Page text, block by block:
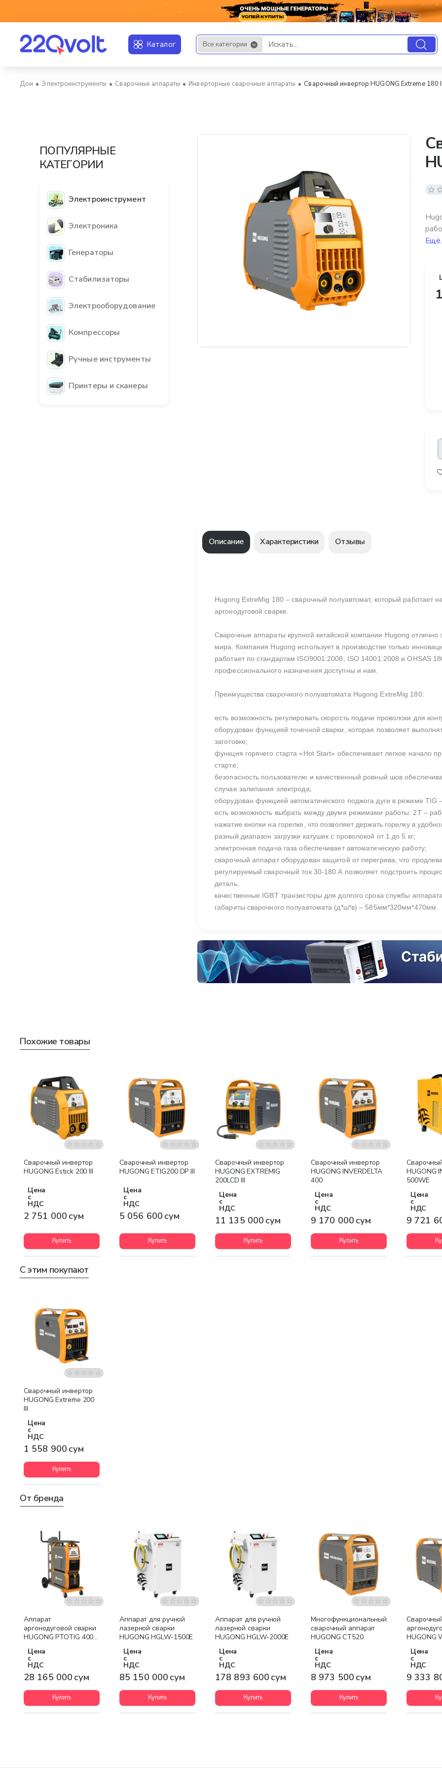
Каталог Все категории
Искать...
Электроинструменты Сварочные аппараты Инверторные сварочные аппараты Сварочный инвертор HUGONG Extreme 180
ПОПУЛЯРНЫЕ
КАТЕГОРИИ
Электроинструмент
Электроника
Генераторы
Стабилизаторы
Электрооборудование
Компрессоры
Ручные инструменты
Принтеры и сканеры
Описание Характеристики Отзывы
Hugong ExtreMig 180 – сварочный полуавтомат, который работает
аргонодуговой сварке.
Сварочные аппараты крупной китайской компании Hugong
мира. Компания Hugong использует в производстве только
работает по стандартам ISO9001:2008, ISO 14001:2008 и OHSAS
профессионального назначения доступны и нам.
Преимущества сварочного полуавтомата Hugong ExtreMig 180:
есть возможность регулировать скорость подачи проволоки для
оборудован функцией точечной сварки, которая позволяет
заготовке;
функция горячего старта «Hot Start» обеспечивает легкое начало
старте;
безопасность пользователю и качественный ровный шов
случае залипания электрода;
оборудован функцией автоматического поджога дуги в режиме
есть возможность выбрать между двумя режимами работы: 2Т –
нажатие кнопки на горелке, что позволяет держать горелку в
разный диапазон загрузки катушек с проволокой от 1 до 5 кг;
электронная подача газа обеспечивает автоматическую работу;
сварочный аппарат оборудован защитой от перегрева, что
регулируемый сварочный ток 30-180 А позволяет подстроить
деталь;
качественные IGBT транзисторы для долгого срока службы
габариты сварочного полуавтомата (д*ш*в) – 585мм*320мм*470мм.
Похожие товары
Бесплатная доставка
Сварочный инвертор
HUGONG Estick 200 III
Цена
с
НДС
2 751 000 сум
Купить
Бесплатная доставка
Сварочный инвертор
HUGONG ETIG200 DP III
Цена
с
НДС
5 056 600 сум
Купить
Бесплатная доставка
Сварочный инвертор
HUGONG EXTREMIG
200LCD III
Цена
с
НДС
11 135 000 сум
Купить
Бесплатная доставка
Сварочный инвертор
HUGONG INVERDELTA
400
Цена
с
НДС
9 170 000 сум
Купить
HUGONG
500WE
Цена
с
НДС
9 721
С этим покупают
Бесплатная доставка
Сварочный инвертор
HUGONG Extreme 200
III
Цена
с
НДС
1 558 900 сум
Купить
От бренда
Аппарат
аргонодуговой сварки
HUGONG PTOTIG 400P
Цена
с
НДС
28 165 000 сум
Купить
Бесплатная доставка
Аппарат для ручной
лазерной сварки
HUGONG HGLW-1500E
Цена
с
НДС
85 150 000 сум
Купить
Бесплатная доставка
Аппарат для ручной
лазерной сварки
HUGONG HGLW-2000E
Цена
с
НДС
178 893 600 сум
Купить
Бесплатная доставка
Многофункциональный
сварочный аппарат
HUGONG CT520
Цена
с
НДС
8 973 500 сум
Купить
HUGONG
Цена
с
НДС
9 333